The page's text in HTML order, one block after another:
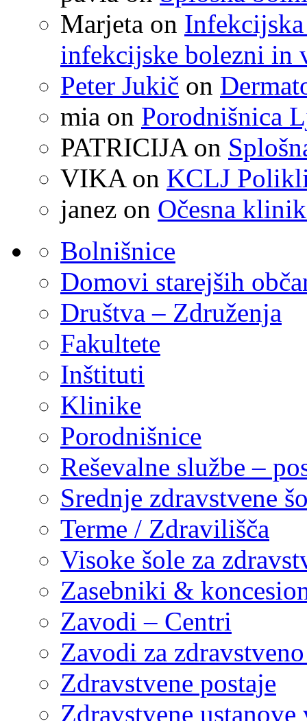
Marjeta on
infekcijske bolezni in
Peter Jukič on
mia on Porodnišnica
PATRICIJAon
VIKAon KCLJ
janez on Očesna
Bolnišnice
Domovi starejših
Društva – Združenja
Fakultete
Inštituti
Klinike
Porodnišnice
Reševalne službe –
Srednje zdravstvene
Terme / Zdravilišča
Visoke šole za
Zasebniki &
Zavodi – Centri
Zavodi za
Zdravstvene postaje
Zdravstvene